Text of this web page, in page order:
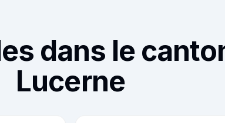
dans le
Lucerne